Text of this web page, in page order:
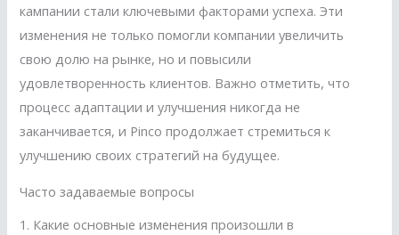
кампании стали ключевыми факторами успеха. Эти
изменения не только помогли компании увеличить
свою долю на рынке, но и повысили
удовлетворенность клиентов. Важно отметить, что
процесс адаптации и улучшения никогда не
заканчивается, и Pinco продолжает стремиться к
улучшению своих стратегий на будущее.
Часто задаваемые вопросы
1. Какие основные изменения произошли в